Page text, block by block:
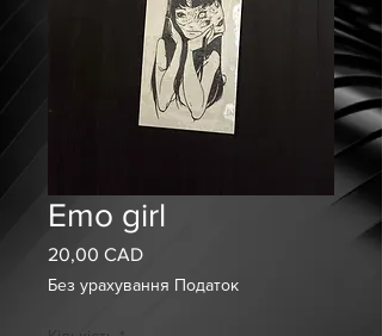
Emo girl
20,00 CADЦіна
Без урахування Податок